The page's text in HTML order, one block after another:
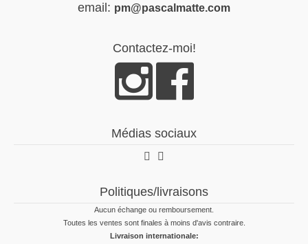
email: pm@pascalmatte.com
Contactez-moi!
Médias sociaux
Politiques/livraisons
Aucun échange ou remboursement.
Toutes les ventes sont finales à moins d'avis contraire.
Livraison internationale: